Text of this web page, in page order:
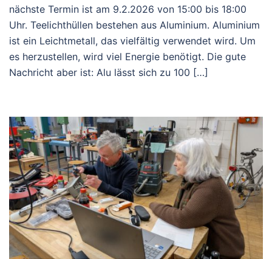
nächste Termin ist am 9.2.2026 von 15:00 bis 18:00
Uhr. Teelichthüllen bestehen aus Aluminium. Aluminium
ist ein Leichtmetall, das vielfältig verwendet wird. Um
es herzustellen, wird viel Energie benötigt. Die gute
Nachricht aber ist: Alu lässt sich zu 100 […]